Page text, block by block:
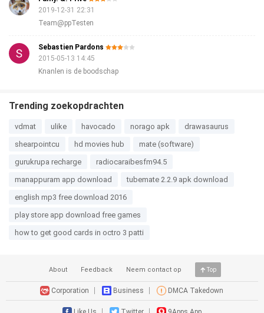
2019-12-31 22:31
Team@ppTesten
Sebastien Pardons
2015-05-13 14:45
Knanlen is de boodschap
Trending zoekopdrachten
vdmat ulike havocado norago apk
drawasaurus
shearpointcu
hd movies hub
mate (software)
gurukrupa recharge
radiocaraibesfm94.5
manappuram app download
tubemate 2.2.9 apk download
english mp3 free download 2016
play store app download free games
how to get good cards in octro 3 patti
About Feedback Neem contact op Top
Corporation Business DMCA Takedown